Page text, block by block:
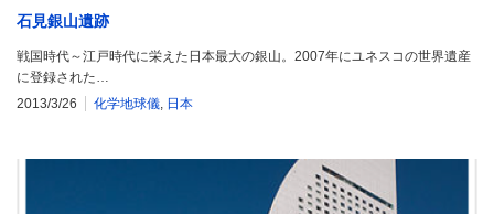
石見銀山遺跡
戦国時代～江戸時代に栄えた日本最大の銀山。2007年にユネスコの世界遺産
に登録された…
2013/3/26
化学地球儀 日本